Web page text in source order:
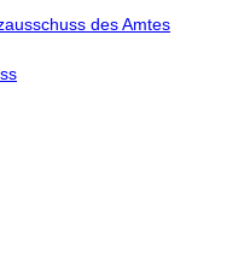
des Amtes